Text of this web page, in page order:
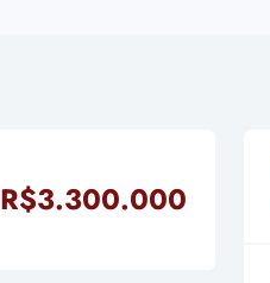
R$3.300.000